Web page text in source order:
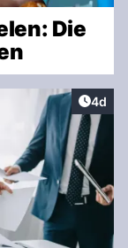
Die
4d